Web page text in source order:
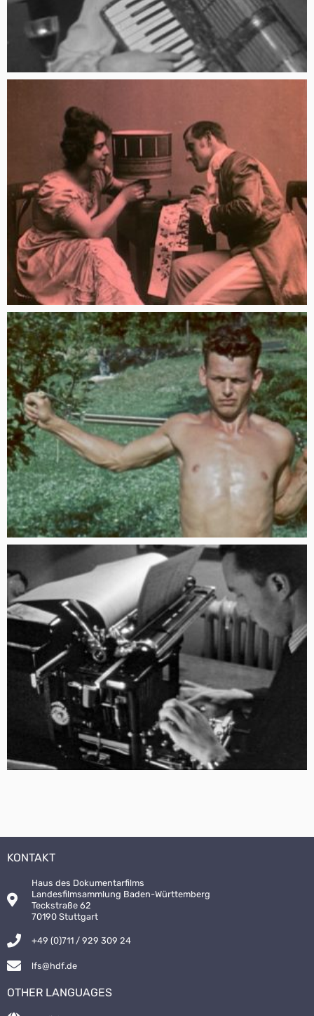
KONTAKT
Haus des Dokumentarfilms
Landesfilmsammlung Baden-Württemberg
Teckstraße 62
70190 Stuttgart
+49 (0)711 / 929 309 24
lfs@hdf.de
OTHER LANGUAGES